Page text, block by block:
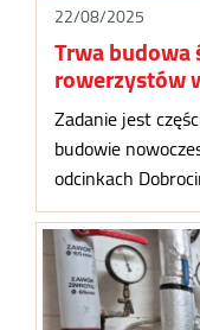
22/08/2025
Trwa budowa
rowerzystów
Zadanie jest
budowie
odcinkach